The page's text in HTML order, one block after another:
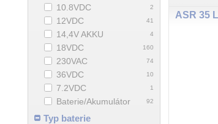
2
10.8VDC
41
12VDC
4
14,4V AKKU
160
18VDC
74
230VAC
10
36VDC
1
7.2VDC
92
Baterie/Akumulátor
Typ baterie